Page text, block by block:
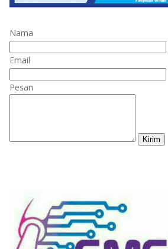
Nama
Email
Pesan